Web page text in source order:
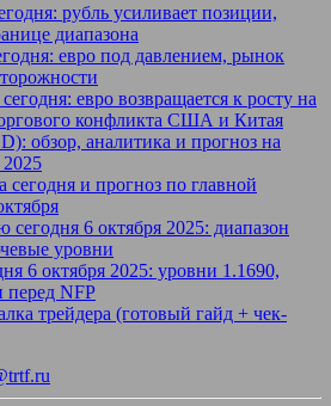
рубль усиливает позиции,
диапазона
евро под давлением, рынок
евро возвращается к росту на
конфликта США и Китая
обзор, аналитика и прогноз на
2025
сегодня и прогноз по главной
6 октября 2025: диапазон
уровни
6 октября 2025: уровни 1.1690,
перед NFP
трейдера (готовый гайд + чек-